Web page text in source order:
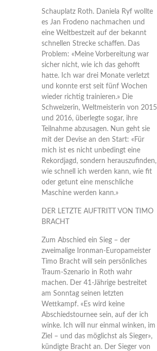
Schauplatz Roth. Daniela Ryf wollte
es Jan Frodeno nachmachen und
eine Weltbestzeit auf der bekannt
schnellen Strecke schaffen. Das
Problem: «Meine Vorbereitung war
sicher nicht, wie ich das gehofft
hatte. Ich war drei Monate verletzt
und konnte erst seit fünf Wochen
wieder richtig trainieren.» Die
Schweizerin, Weltmeisterin von 2015
und 2016, überlegte sogar, ihre
Teilnahme abzusagen. Nun geht sie
mit der Devise an den Start: «Für
mich ist es nicht unbedingt eine
Rekordjagd, sondern herauszufinden,
wie schnell ich werden kann, wie fit
oder getunt eine menschliche
Maschine werden kann.»
DER LETZTE AUFTRITT VON TIMO
BRACHT
Zum Abschied ein Sieg – der
zweimalige Ironman-Europameister
Timo Bracht will sein persönliches
Traum-Szenario in Roth wahr
machen. Der 41-Jährige bestreitet
am Sonntag seinen letzten
Wettkampf. «Es wird keine
Abschiedstournee sein, auf der ich
winke. Ich will nur einmal winken, im
Ziel – und das möglichst als Sieger»,
kündigte Bracht an. Der Sieger von